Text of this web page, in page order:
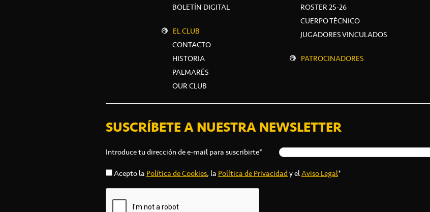
BOLETÍN DIGITAL
EL CLUB
CONTACTO
HISTORIA
PALMARÉS
OUR CLUB
ROSTER 25-26
CUERPO TÉCNICO
JUGADORES VINCULADOS
PATROCINADORES
SUSCRÍBETE A NUESTRA NEWSLETTER
Introduce tu dirección de e-mail para suscribirte*
Acepto la Política de Cookies, la Política de Privacidady elAviso Legal*